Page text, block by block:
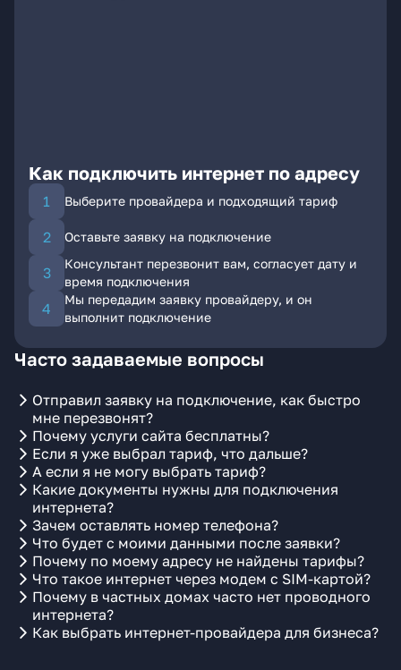
Как подключить интернет по адресу
Выберите провайдера и подходящий тариф
Оставьте заявку на подключение
Консультант перезвонит вам, согласует дату и
время подключения
Мы передадим заявку провайдеру, и он
выполнит подключение
Часто задаваемые вопросы
Отправил заявку на подключение, как быстро
мне перезвонят?
Почему услуги сайта бесплатны?
Если я уже выбрал тариф, что дальше?
А если я не могу выбрать тариф?
Какие документы нужны для подключения
интернета?
Зачем оставлять номер телефона?
Что будет с моими данными после заявки?
Почему по моему адресу не найдены тарифы?
Что такое интернет через модем с SIM-картой?
Почему в частных домах часто нет проводного
интернета?
Как выбрать интернет-провайдера для бизнеса?